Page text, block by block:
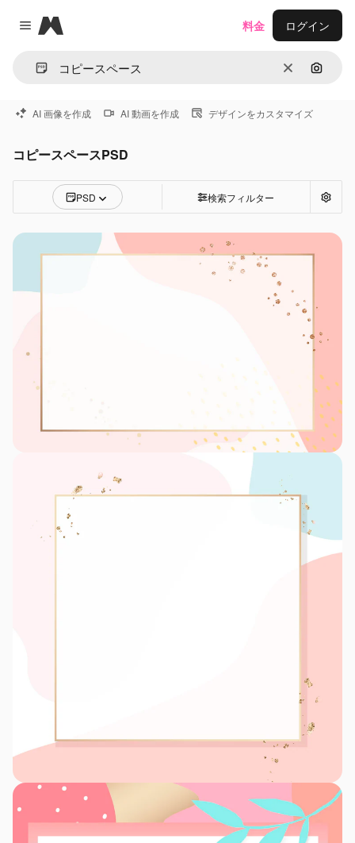
Close menu
Magnific
消去 画像で
料金 ログイン
AI 画像を作成 AI 動画を作成 デザインをカスタマイズ
コピースペースPSD
PSD 検索フィルター